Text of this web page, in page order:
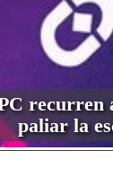
paliar la